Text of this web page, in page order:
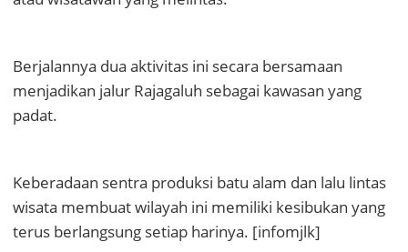
Berjalannya dua aktivitas ini secara bersamaan
menjadikan jalur Rajagaluh sebagai kawasan yang
padat.
Keberadaan sentra produksi batu alam dan lalu lintas
wisata membuat wilayah ini memiliki kesibukan yang
terus berlangsung setiap harinya. [infomjlk]